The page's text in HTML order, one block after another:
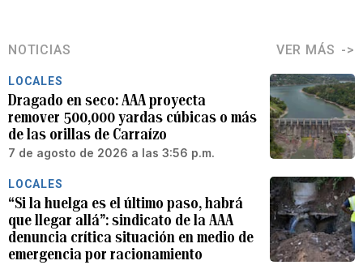
NOTICIAS VER MÁS
LOCALES
Dragado en seco: AAA proyecta
remover 500,000 yardas cúbicas o más
de las orillas de Carraízo
7 de agosto de 2026 a las 3:56 p.m.
LOCALES
“Si la huelga es el último paso, habrá
que llegar allá”: sindicato de la AAA
denuncia crítica situación en medio de
emergencia por racionamiento